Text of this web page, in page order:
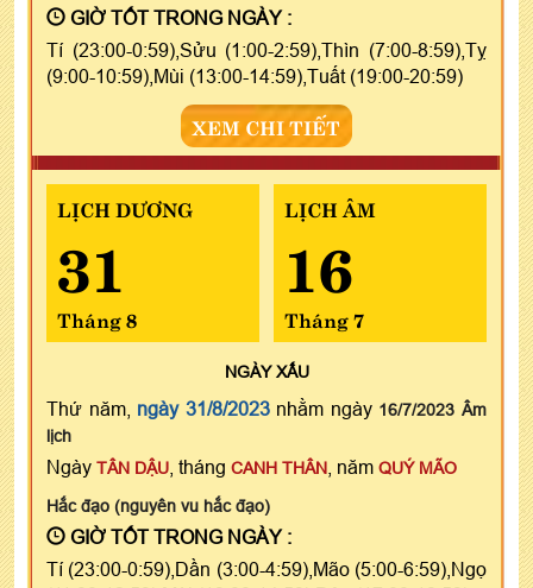
GIỜ TỐT TRONG NGÀY :
Tí (23:00-0:59),Sửu (1:00-2:59),Thìn (7:00-8:59),Tỵ
(9:00-10:59),Mùi (13:00-14:59),Tuất (19:00-20:59)
XEM CHI TIẾT
LỊCH DƯƠNG
31
Tháng 8
LỊCH ÂM
16
Tháng 7
NGÀYXẤU
Thứ năm, ngày 31/8/2023nhằm ngày 16/7/2023 Âm
lịch
Ngày TÂN DẬU , tháng CANH THÂN , năm QUÝ MÃO
Hắc đạo (nguyên vu hắc đạo)
GIỜ TỐT TRONG NGÀY :
Tí (23:00-0:59),Dần (3:00-4:59),Mão (5:00-6:59),Ngọ